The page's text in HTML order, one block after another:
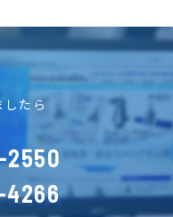
たら